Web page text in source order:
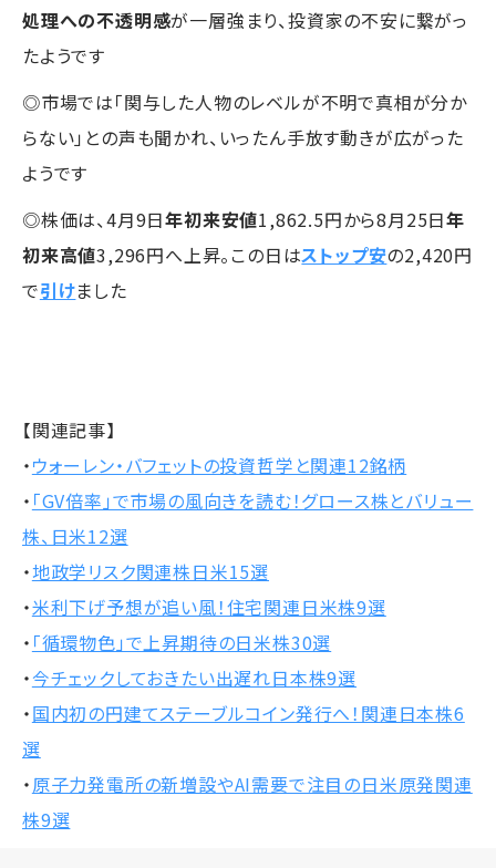
処理への不透明感が一層強まり、投資家の不安に繋がっ
たようです
◎市場では「関与した人物のレベルが不明で真相が分か
らない」との声も聞かれ、いったん手放す動きが広がった
ようです
◎株価は、4月9日年初来安値1,862.5円から8月25日年
初来高値3,296円へ上昇。この日はストップ安の2,420円
で引けました
【関連記事】
・ウォーレン・バフェットの投資哲学と関連12銘柄
・ 「GV倍率」で市場の風向きを読む！グロース株とバリュー
株、日米12選
・地政学リスク関連株日米15選
・米利下げ予想が追い風！住宅関連日米株9選
・ 「循環物色」で上昇期待の日米株30選
・今チェックしておきたい出遅れ日本株9選
・国内初の円建てステーブルコイン発行へ！関連日本株6
選
・原子力発電所の新増設やAI需要で注目の日米原発関連
株9選